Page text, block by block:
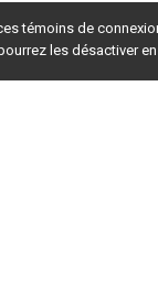
témoins de
les désactiver